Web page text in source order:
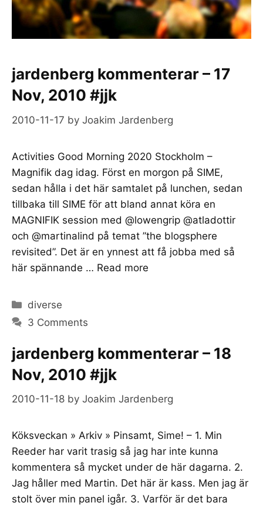
jardenberg kommenterar – 17
Nov, 2010 #jjk
2010-11-17 by Joakim Jardenberg
Activities Good Morning 2020 Stockholm –
Magnifik dag idag. Först en morgon på SIME,
sedan hålla i det här samtalet på lunchen, sedan
tillbaka till SIME för att bland annat köra en
MAGNIFIK session med @lowengrip @atladottir
och @martinalind på temat ”the blogsphere
revisited”. Det är en ynnest att få jobba med så
här spännande … Read more
Categories
diverse
3 Comments
jardenberg kommenterar – 18
Nov, 2010 #jjk
2010-11-18 by Joakim Jardenberg
Köksveckan » Arkiv » Pinsamt, Sime! – 1. Min
Reeder har varit trasig så jag har inte kunna
kommentera så mycket under de här dagarna. 2.
Jag håller med Martin. Det här är kass. Men jag är
stolt över min panel igår. 3. Varför är det bara